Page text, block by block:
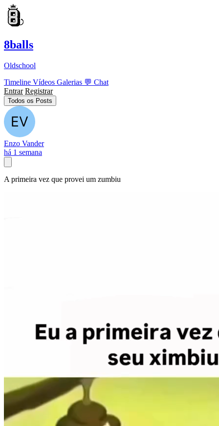
8balls
Oldschool
Timeline Vídeos Galerias 💬 Chat
Entrar Registrar
Todos os Posts
Enzo Vander
há 1 semana
A primeira vez que provei um zumbiu